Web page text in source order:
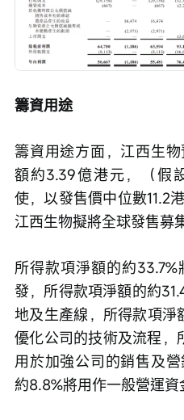
籌資用途
籌資用途方面，江西生
額約3.39億港元，（假
使，以發售價中位數11.2
江西生物擬將全球發售募
所得款項淨額的約
發，所得款項淨額的約
地及生產線，所得款項淨
優化公司的技術及流程，
用於加強公司的銷售及
約8.8%將用作一般營運資